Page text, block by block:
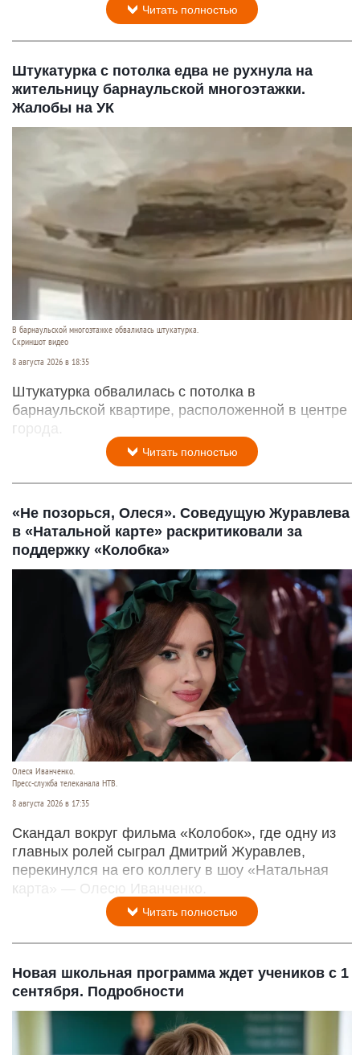
Читать полностью
Штукатурка с потолка едва не рухнула на
жительницу барнаульской многоэтажки.
Жалобы на УК
В барнаульской многоэтажке обвалилась штукатурка.
Скриншот видео
8 августа 2026 в 18:35
Штукатурка обвалилась с потолка в
барнаульской квартире, расположенной в центре
города.
Читать полностью
«Не позорься, Олеся». Соведущую Журавлева
в «Натальной карте» раскритиковали за
поддержку «Колобка»
Олеся Иванченко.
Пресс-служба телеканала НТВ.
8 августа 2026 в 17:35
Скандал вокруг фильма «Колобок», где одну из
главных ролей сыграл Дмитрий Журавлев,
перекинулся на его коллегу в шоу «Натальная
карта» — Олесю Иванченко.
Читать полностью
Новая школьная программа ждет учеников с 1
сентября. Подробности